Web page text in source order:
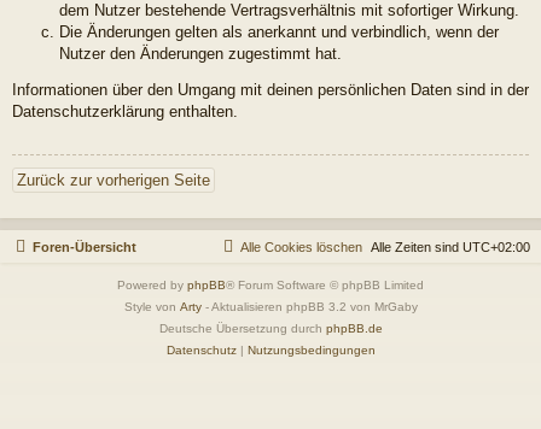
dem Nutzer bestehende Vertragsverhältnis mit sofortiger Wirkung.
Die Änderungen gelten als anerkannt und verbindlich, wenn der
Nutzer den Änderungen zugestimmt hat.
Informationen über den Umgang mit deinen persönlichen Daten sind in der
Datenschutzerklärung enthalten.
Zurück zur vorherigen Seite
Foren-Übersicht Alle Zeiten sind UTC+02:00
Alle Cookies löschen
Powered by phpBB® Forum Software © phpBB Limited
Style von Arty- Aktualisieren phpBB 3.2 von MrGaby
Deutsche Übersetzung durch phpBB.de
Datenschutz| Nutzungsbedingungen